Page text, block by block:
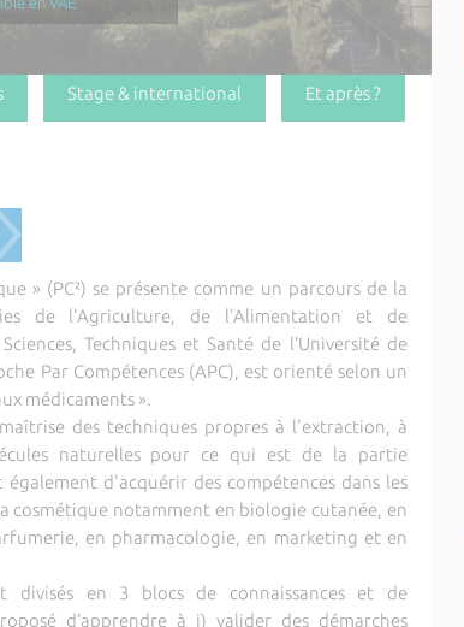
Stage & international Et après ?
» (PC²) se présente comme un parcours de la
de l'Agriculture, de l'Alimentation et de
Techniques et Santé de l’Université de
Par Compétences (APC), est orienté selon un
médicaments ».
des techniques propres à l'extraction, à
naturelles pour ce qui est de la partie
d'acquérir des compétences dans les
cosmétique notamment en biologie cutanée, en
en pharmacologie, en marketing et en
divisés en 3 blocs de connaissances et de
d’apprendre à i) valider des démarches